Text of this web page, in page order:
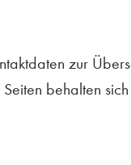
zur
behalten